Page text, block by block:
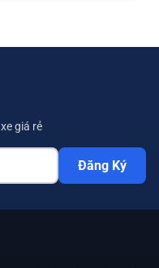
giá rẻ
Đăng Ký